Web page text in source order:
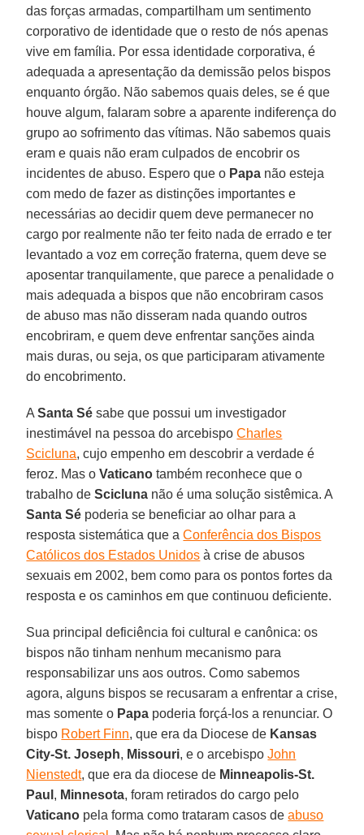
das forças armadas, compartilham um sentimento
corporativo de identidade que o resto de nós apenas
vive em família. Por essa identidade corporativa, é
adequada a apresentação da demissão pelos bispos
enquanto órgão. Não sabemos quais deles, se é que
houve algum, falaram sobre a aparente indiferença do
grupo ao sofrimento das vítimas. Não sabemos quais
eram e quais não eram culpados de encobrir os
incidentes de abuso. Espero que o Papa não esteja
com medo de fazer as distinções importantes e
necessárias ao decidir quem deve permanecer no
cargo por realmente não ter feito nada de errado e ter
levantado a voz em correção fraterna, quem deve se
aposentar tranquilamente, que parece a penalidade o
mais adequada a bispos que não encobriram casos
de abuso mas não disseram nada quando outros
encobriram, e quem deve enfrentar sanções ainda
mais duras, ou seja, os que participaram ativamente
do encobrimento.
ASanta Sé sabe que possui um investigador
inestimável na pessoa do arcebispoCharles
Scicluna, cujo empenho em descobrir a verdade é
feroz. Mas oVaticano também reconhece que o
trabalho deScicluna não é uma solução sistêmica. A
Santa Sé poderia se beneficiar ao olhar para a
resposta sistemática que aConferência dos Bispos
Católicos dos Estados Unidos à crise de abusos
sexuais em 2002, bem como para os pontos fortes da
resposta e os caminhos em que continuou deficiente.
Sua principal deficiência foi cultural e canônica: os
bispos não tinham nenhum mecanismo para
responsabilizar uns aos outros. Como sabemos
agora, alguns bispos se recusaram a enfrentar a crise,
mas somente o Papa poderia forçá-los a renunciar. O
bispo Robert Finn, que era da Diocese de Kansas
City-St. Joseph, Missouri, e o arcebispoJohn
Nienstedt, que era da diocese de Minneapolis-St.
Paul , Minnesota, foram retirados do cargo pelo
Vaticano pela forma como trataram casos deabuso